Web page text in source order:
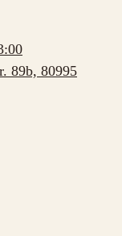
89b, 80995